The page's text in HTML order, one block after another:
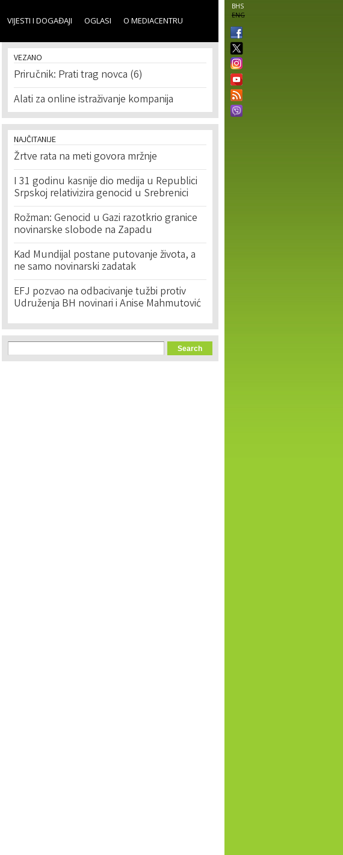
BHS
ENG
VIJESTI I DOGAĐAJI OGLASI O MEDIACENTRU
VEZANO
Priručnik: Prati trag novca (6)
Alati za online istraživanje kompanija
NAJČITANIJE
Žrtve rata na meti govora mržnje
I 31 godinu kasnije dio medija u Republici
Srpskoj relativizira genocid u Srebrenici
Rožman: Genocid u Gazi razotkrio granice
novinarske slobode na Zapadu
Kad Mundijal postane putovanje života, a
ne samo novinarski zadatak
EFJ pozvao na odbacivanje tužbi protiv
Udruženja BH novinari i Anise Mahmutović
Search form
Search